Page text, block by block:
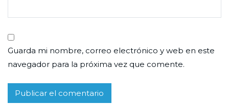
Guarda mi nombre, correo electrónico y web en este
navegador para la próxima vez que comente.